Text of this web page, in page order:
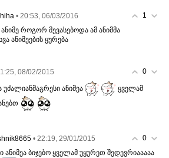
1
• 20:53, 06/03/2016
როგორ მევასებოდა ამ ანიმმა
ანიმეების ყურება
0
08/02/2015
ანიმეა
ყველამ
0
• 22:19, 29/01/2015
ანიმეა ბიჯებო ყველამ უყურეთ შედევრიააააა